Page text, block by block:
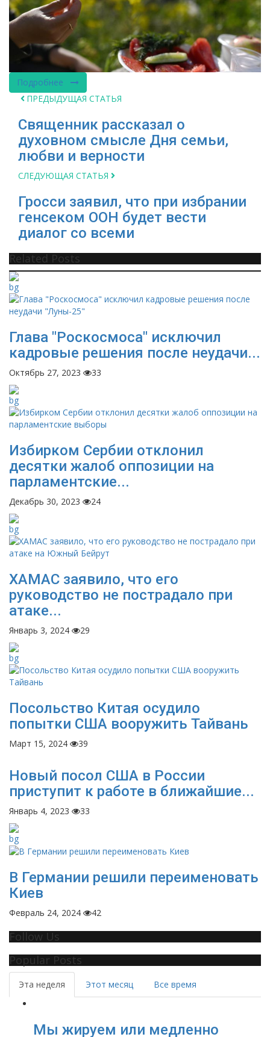
Подробнее
ПРЕДЫДУЩАЯ СТАТЬЯ
Священник рассказал о
духовном смысле Дня семьи,
любви и верности
СЛЕДУЮЩАЯ СТАТЬЯ
Гросси заявил, что при избрании
генсеком ООН будет вести
диалог со всеми
Related Posts
Глава "Роскосмоса" исключил
кадровые решения после неудачи...
Октябрь 27, 2023 33
Избирком Сербии отклонил
десятки жалоб оппозиции на
парламентские...
Декабрь 30, 2023 24
ХАМАС заявило, что его
руководство не пострадало при
атаке...
Январь 3, 2024 29
Посольство Китая осудило
попытки США вооружить Тайвань
Март 15, 2024 39
Новый посол США в России
приступит к работе в ближайшие...
Январь 4, 2023 33
В Германии решили переименовать
Киев
Февраль 24, 2024 42
Follow Us
Popular Posts
Эта неделя Этот месяц Все время
Мы жируем или медленно